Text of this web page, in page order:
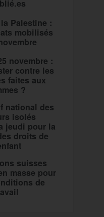
Palestine :
mobilisés
novembre :
contre les
faites aux
?
national des
isolés
jeudi pour la
droits de
suisses
masse pour
de